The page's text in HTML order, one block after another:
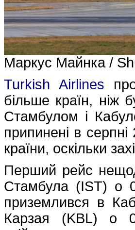
Маркус Майнка /
Turkish Airlines
більше країн, ніж
Стамбулом і
припинені в
країни, оскільки
Перший рейс
Стамбула (IST) о
приземлився в
Карзая (KBL) о